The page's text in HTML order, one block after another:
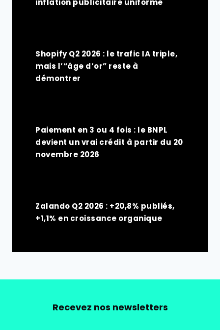
inflation publicitaire uniforme
Shopify Q2 2026 : le trafic IA triple,
mais l’“âge d’or” reste à
démontrer
Paiement en 3 ou 4 fois : le BNPL
devient un vrai crédit à partir du 20
novembre 2026
Zalando Q2 2026 : +20,8% publiés,
+1,1% en croissance organique
Recevez nos newsletters